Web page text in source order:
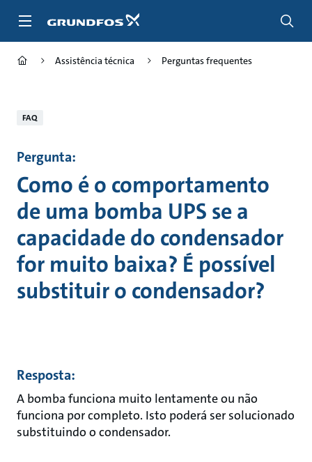
para
Assistência técnica Perguntas frequentes
FAQ
Pergunta:
Como é o comportamento
de uma bomba UPS se a
capacidade do condensador
for muito baixa? É possível
substituir o condensador?
Resposta:
A bomba funciona muito lentamente ou não
funciona por completo. Isto poderá ser solucionado
substituindo o condensador.